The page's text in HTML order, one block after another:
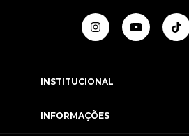
INSTITUCIONAL
INFORMAÇÕES